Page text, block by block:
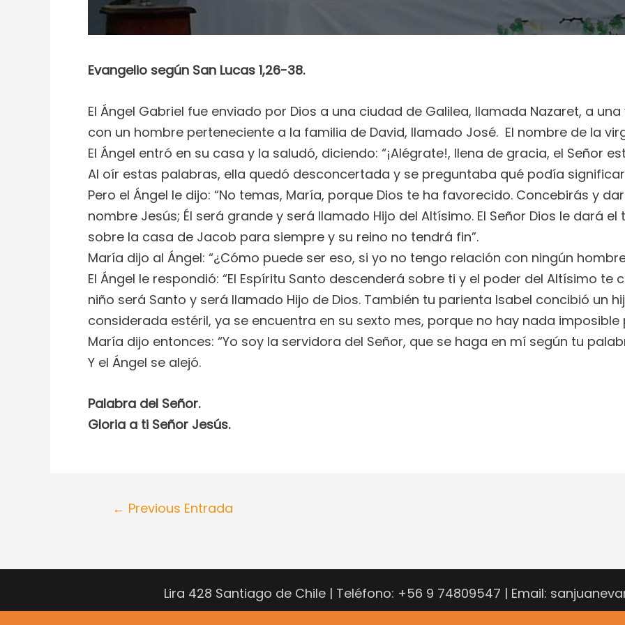
Evangelio según San Lucas 1,26-38.
El Ángel Gabriel fue enviado por Dios a una ciudad de Galilea, llamada Nazaret, a
con un hombre perteneciente a la familia de David, llamado José. El nombre de la
El Ángel entró en su casa y la saludó, diciendo: “¡Alégrate!, llena de gracia, el Señor
Al oír estas palabras, ella quedó desconcertada y se preguntaba qué podía
Pero el Ángel le dijo: “No temas, María, porque Dios te ha favorecido. Concebirás y
nombre Jesús; Él será grande y será llamado Hijo del Altísimo. El Señor Dios le dará
sobre la casa de Jacob para siempre y su reino no tendrá fin”.
María dijo al Ángel: “¿Cómo puede ser eso, si yo no tengo relación con ningún
El Ángel le respondió: “El Espíritu Santo descenderá sobre ti y el poder del Altísimo
niño será Santo y será llamado Hijo de Dios. También tu parienta Isabel concibió un
considerada estéril, ya se encuentra en su sexto mes, porque no hay nada imposible
María dijo entonces: “Yo soy la servidora del Señor, que se haga en mí según tu
Y el Ángel se alejó.
Palabra del Señor.
Gloria a ti Señor Jesús.
← Previous Entrada
Lira 428 Santiago de Chile | Teléfono: +56 9 74809547 | Email: